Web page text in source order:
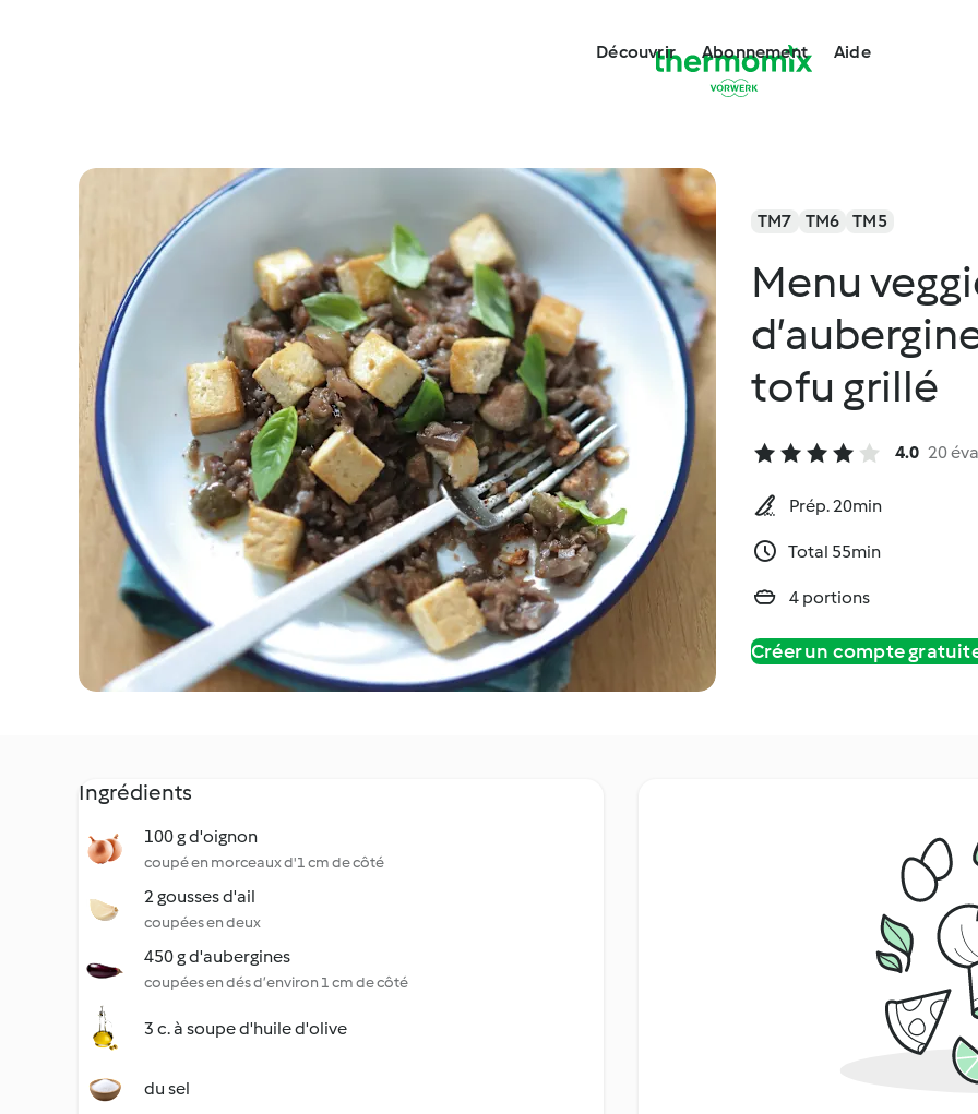
Découvrir Abonnement Aide
TM7 TM6 TM5
Menu
tofu grillé
4.0 20
Prép. 20min
Total 55min
4 portions
Créer un compte
Ingrédients
100 g d'oignon
coupé en morceaux d'1 cm de côté
2 gousses d'ail
coupées en deux
450 g d'aubergines
coupées en dés d’environ 1 cm de côté
3 c. à soupe d'huile d'olive
du sel